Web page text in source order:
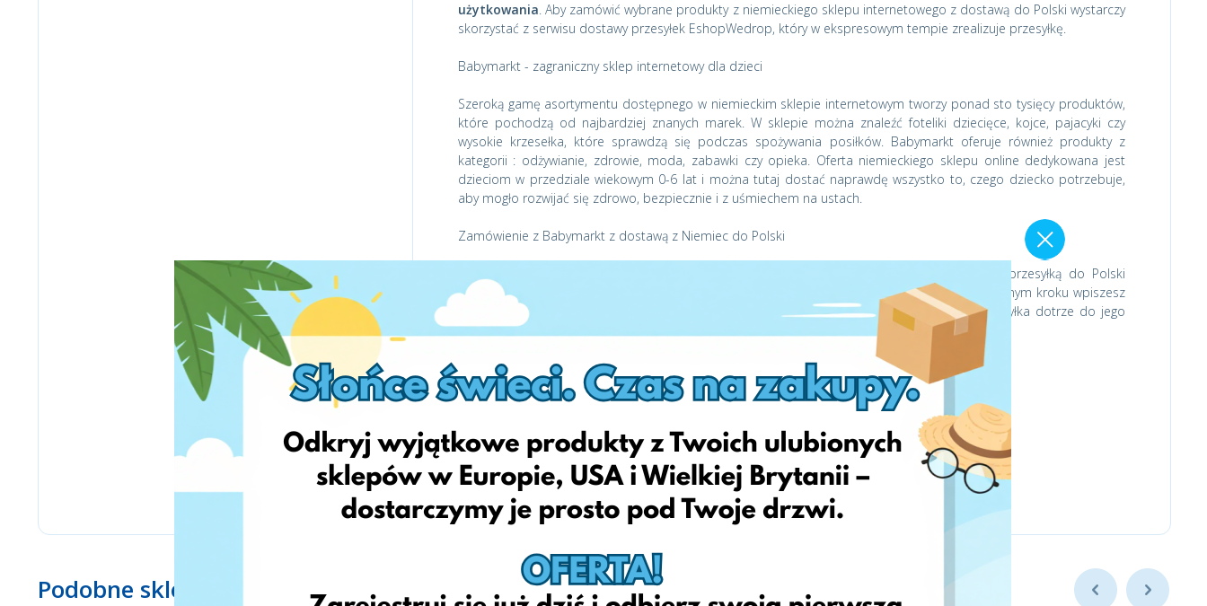
użytkowania. Aby zamówić wybrane produkty z niemieckiego sklepu internetowego z dostawą do Polski wystarczy
skorzystać z serwisu dostawy przesyłek EshopWedrop, który w ekspresowym tempie zrealizuje przesyłkę.
Babymarkt - zagraniczny sklep internetowy dla dzieci
Szeroką gamę asortymentu dostępnego w niemieckim sklepie internetowym tworzy ponad sto tysięcy produktów,
które pochodzą od najbardziej znanych marek. W sklepie można znaleźć foteliki dziecięce, kojce, pajacyki czy
wysokie krzesełka, które sprawdzą się podczas spożywania posiłków. Babymarkt oferuje również produkty z
kategorii : odżywianie, zdrowie, moda, zabawki czy opieka. Oferta niemieckiego sklepu online dedykowana jest
dzieciom w przedziale wiekowym 0-6 lat i można tutaj dostać naprawdę wszystko to, czego dziecko potrzebuje,
aby mogło rozwijać się zdrowo, bezpiecznie i z uśmiechem na ustach.
Zamówienie z Babymarkt z dostawą z Niemiec do Polski
Jeśli chcesz kupić wybrane produkty z oferty niemieckiego sklepu internetowego z tanią przesyłką do Polski
skorzystaj z naszego serwisu. Tuż po rejestracji uzyskasz swój unikalny numer ID, który w kolejnym kroku wpiszesz
obok adresu dostawy, którym będzie jeden z naszych partnerów w Niemczech. Kiedy przesyłka dotrze do jego
magazynu, automatycznie zorganizuje jej dostawę prosto pod Twoje drzwi.
Kategorie:
Kids
Odwiedź stronę internetową
Podobne sklepy